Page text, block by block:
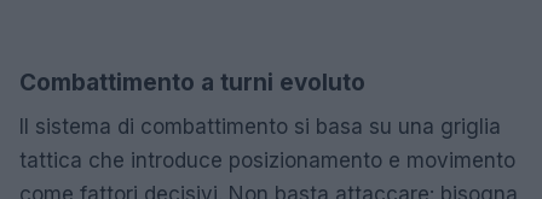
Combattimento a turni evoluto
Il sistema di combattimento si basa su una griglia
tattica che introduce posizionamento e movimento
come fattori decisivi. Non basta attaccare: bisogna